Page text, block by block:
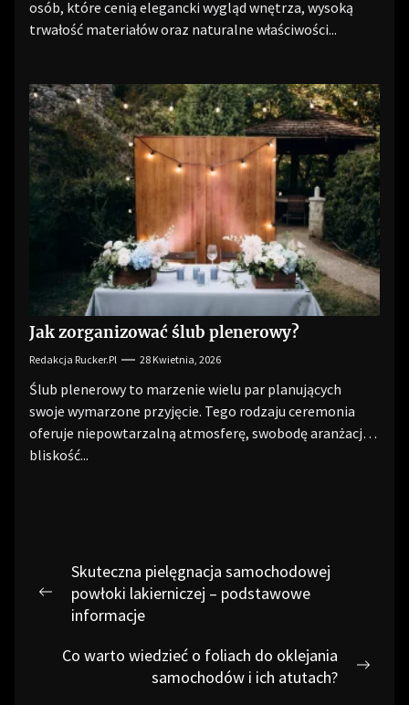
osób, które cenią elegancki wygląd wnętrza, wysoką
trwałość materiałów oraz naturalne właściwości...
Jak zorganizować ślub plenerowy?
Redakcja Rucker.pl 28 Kwietnia, 2026
Ślub plenerowy to marzenie wielu par planujących
swoje wymarzone przyjęcie. Tego rodzaju ceremonia
oferuje niepowtarzalną atmosferę, swobodę aranżacji i
bliskość...
Nawigacja
wpisu
Previous
Skuteczna pielęgnacja samochodowej
powłoki lakierniczej – podstawowe
informacje
Co warto wiedzieć o foliach do oklejania
samochodów i ich atutach?